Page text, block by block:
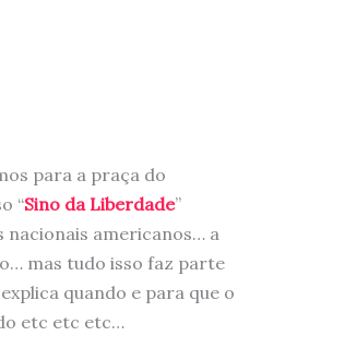
para a praça do
“Sino da Liberdade”
nacionais americanos… a
mas tudo isso faz parte
quando e para que o
etc etc etc…